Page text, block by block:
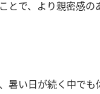
とで、より親密感の
暑い日が続く中でも